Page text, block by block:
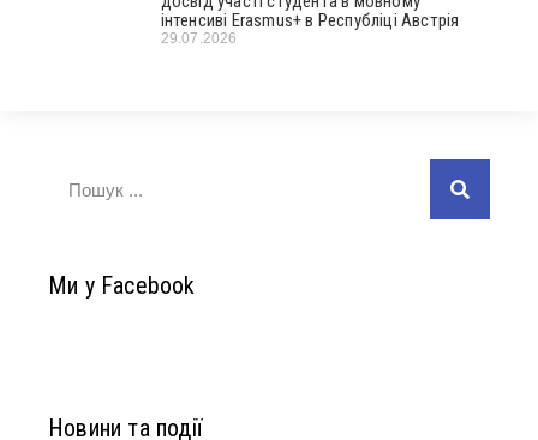
інтенсиві Erasmus+ в Республіці Австрія
29.07.2026
Ми у Facebook
Новини та події